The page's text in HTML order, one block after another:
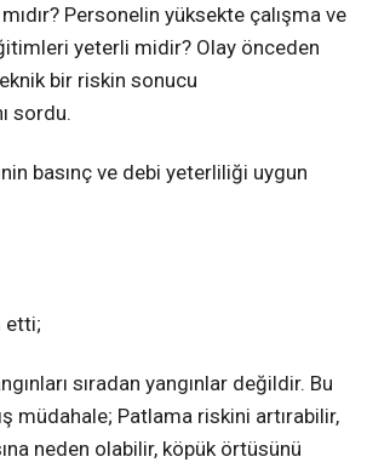
Personelin yüksekte çalışma ve
yeterli midir? Olay önceden
bir riskin sonucu
sordu.
basınç ve debi yeterliliği uygun
etti;
sıradan yangınlar değildir. Bu
müdahale; Patlama riskini artırabilir,
neden olabilir, köpük örtüsünü